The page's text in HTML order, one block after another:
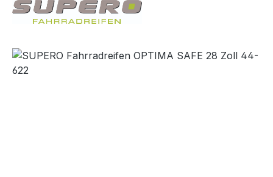
Bildergalerie überspringen